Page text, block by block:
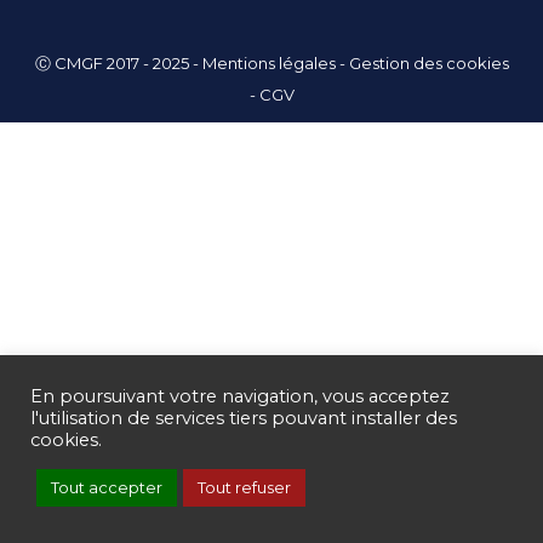
Ⓒ CMGF 2017 - 2025 - Mentions légales- Gestion des cookies
- CGV
En poursuivant votre navigation, vous acceptez
l'utilisation de services tiers pouvant installer des
cookies.
Tout accepter Tout refuser